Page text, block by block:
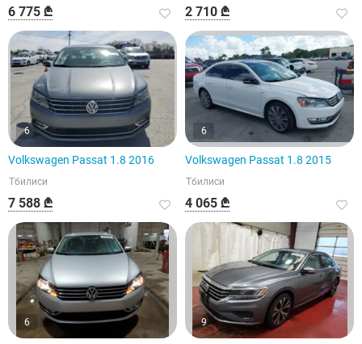
6 775 ₾ 2 710 ₾
6
Volkswagen Passat 1.8 2016
Тбилиси
7 588 ₾
6
Volkswagen Passat 1.8 2015
Тбилиси
4 065 ₾
6 9